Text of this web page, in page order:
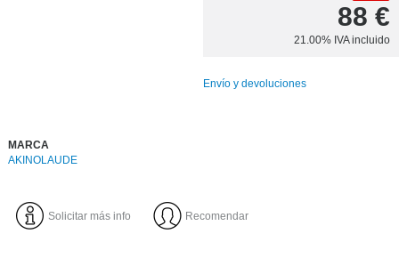
88 €
21.00% IVA incluido
Envío y devoluciones
MARCA
AKINOLAUDE
Solicitar más info Recomendar